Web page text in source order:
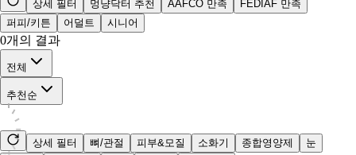
상세 필터
멍냥닥터 추천 AAFCO 만족
FEDIAF 만족
퍼피/키튼
어덜트 시니어
0개의 결과
전체
추천순
상세 필터 뼈/관절 피부&모질 소화기 종합영양제
눈